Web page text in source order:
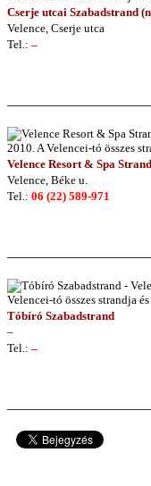
Cserje utcai Szabadstrand
Velence, Cserje utca
Tel.: –
Velence Resort & Spa
Velence, Béke u.
Tel.: 06 (22) 589-971
Tóbíró Szabadstrand
–
Tel.: –